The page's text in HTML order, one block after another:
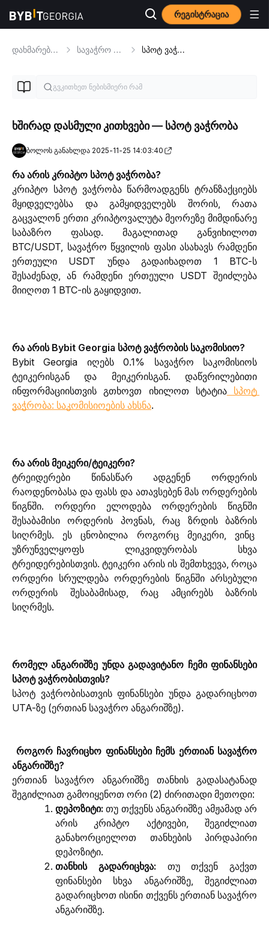
რეგისტრაცია
დახმარების ცენტრი სავაჭრო პროდუქტები სპოტ ვაჭრობა
ხშირად დასმული კითხვები — სპოტ ვაჭრობა
ბოლოს განახლდა 2025-11-25 14:03:40
რა არის კრიპტო სპოტ ვაჭრობა?
კრიპტო სპოტ ვაჭრობა წარმოადგენს ტრანზაქციებს
მყიდველებსა და გამყიდველებს შორის, რათა
გაცვალონ ერთი კრიპტოვალუტა მეორეზე მიმდინარე
საბაზრო ფასად. მაგალითად განვიხილოთ
BTC/USDT, სავაჭრო წყვილის ფასი ასახავს რამდენი
ერთეული USDT უნდა გადაიხადოთ 1 BTC-ს
შესაძენად, ან რამდენი ერთეული USDT შეიძლება
მიიღოთ 1 BTC-ის გაყიდვით.
რა არის Bybit Georgia სპოტ ვაჭრობის საკომისიო?
Bybit Georgia იღებს 0.1% სავაჭრო საკომისიოს
ტეიკერისგან და მეიკერისგან. დაწვრილებითი
ინფორმაციისთვის გთხოვთ იხილოთ სტატია სპოტ
ვაჭრობა: საკომისიოების ახსნა.
რა არის მეიკერი/ტეიკერი?
ტრეიდერები წინასწარ ადგენენ ორდერის
რაოდენობასა და ფასს და ათავსებენ მას ორდერების
წიგნში. ორდერი ელოდება ორდერების წიგნში
შესაბამისი ორდერის პოვნას, რაც ზრდის ბაზრის
სიღრმეს. ეს ცნობილია როგორც მეიკერი, ვინც
უზრუნველყოფს ლიკვიდურობას სხვა
ტრეიდერებისთვის. ტეიკერი არის ის შემთხვევა, როცა
ორდერი სრულდება ორდერების წიგნში არსებული
ორდერის შესაბამისად, რაც ამცირებს ბაზრის
სიღრმეს.
რომელ ანგარიშზე უნდა გადავიტანო ჩემი ფინანსები
სპოტ ვაჭრობისთვის?
სპოტ ვაჭრობისათვის ფინანსები უნდა გადარიცხოთ
UTA-ზე (ერთიან სავაჭრო ანგარიშზე).
როგორ ჩავრიცხო ფინანსები ჩემს ერთიან სავაჭრო
ანგარიშზე?
ერთიან სავაჭრო ანგარიშზე თანხის გადასატანად
შეგიძლიათ გამოიყენოთ ორი (2) ძირითადი მეთოდი:
დეპოზიტი:თუ თქვენს ანგარიშზე ამჟამად არ
არის კრიპტო აქტივები, შეგიძლიათ
განახორციელოთ თანხების პირდაპირი
დეპოზიტი.
თანხის გადარიცხვა: თუ თქვენ გაქვთ
ფინანსები სხვა ანგარიშზე, შეგიძლიათ
გადარიცხოთ ისინი თქვენს ერთიან სავაჭრო
ანგარიშზე.